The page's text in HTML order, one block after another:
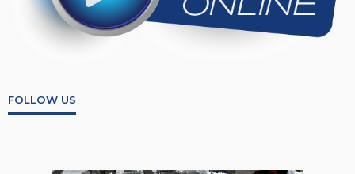
FOLLOW US